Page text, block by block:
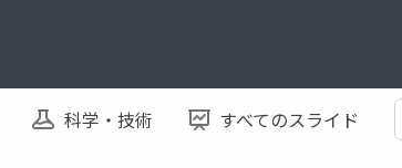
科学・技術 すべてのスライド